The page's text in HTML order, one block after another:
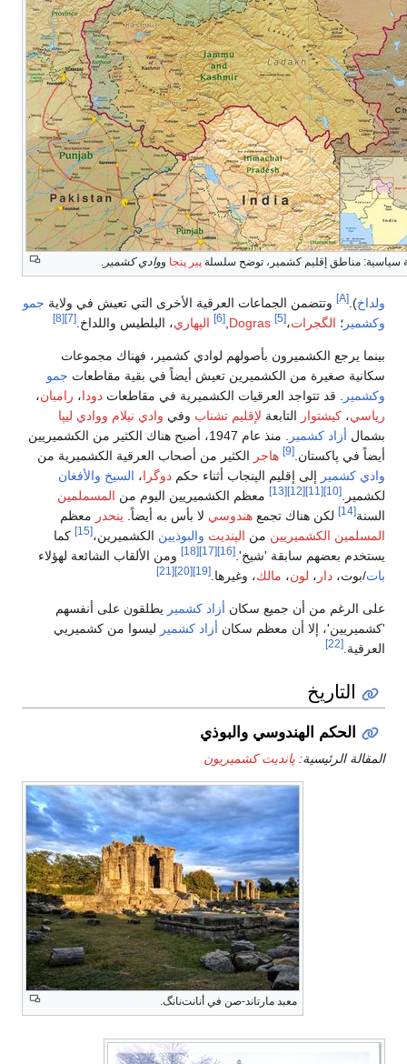
كشمير.
تعيش في ولايةجمو
واللداخ.[7]
فهناك مجموعات
بقية مقاطعات جمو
مقاطعاتدودا،رامبان،
نيلام ووادي ليپا
هناك الكثير من الكشميريين
الكشميرية من
السيخ والأفغان
منالمسملمين
ينحدرمعظم
كما
الشائعة لهؤلاء
على أنفسهم
من كشميريي